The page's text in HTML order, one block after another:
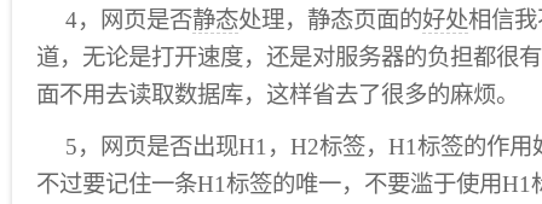
4，网页是否静态处理，静态页面的好处相信
道，无论是打开速度，还是对服务器的负担都很
面不用去读取数据库，这样省去了很多的麻烦。
5，网页是否出现H1，H2标签，H1标签的作
不过要记住一条H1标签的唯一，不要滥于使用H1